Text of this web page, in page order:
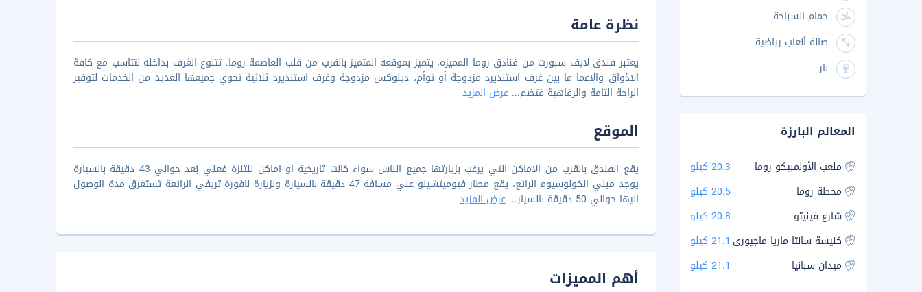
نظرة عامة
يعتبر فندق لايف سبورت من فنادق روما المميزه، يتميز بموقعه المتميز بالقرب من قلب العاصمة روما. تتنوع الغرف بداخله لتتاسب مع كافة
الاذواق والاعما ما بين غرف استنديرد مزدوجة أو توأم، ديلوكس مزدوجة وغرف استنديرد ثلاثية تحوي جميعها العديد من الخدمات لتوفير
الراحة التامة والرفاهية فتضم...عرض المزيد
الموقع
يقع الفندق بالقرب من الاماكن التي يرغب بزيارتها جميع الناس سواء كانت تاريخية او اماكن للتنزة فعلي بُعد حوالي 43 دقيقة بالسيارة
يوجد مبني الكولوسيوم الرائع، يقع مطار فيوميتشينو علي مسافة 47 دقيقة بالسيارة ولزيارة نافورة تريفي الرائعة تستغرق مدة الوصول
اليها حوالي 50 دقيقة بالسيار
...عرض المزيد
أهم المميزات
حمام السباحة
صالة ألعاب رياضية
بار
المعالم البارزة
ملعب الأولمبيكو روما
20.3 كيلو
محطة روما
20.5 كيلو
شارع فينيتو
20.8 كيلو
كنيسة سانتا ماريا ماجيوري 21.1 كيلو
ميدان سبانيا
21.1 كيلو